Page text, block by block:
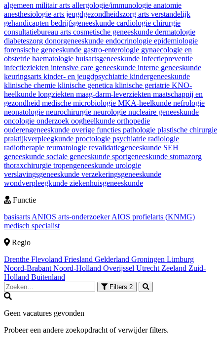
algemeen militair arts allergologie/immunologie anatomie
anesthesiologie arts jeugdgezondheidszorg arts verstandelijk
gehandicapten bedrijfsgeneeskunde cardiologie chirurgie
consultatiebureau arts cosmetische geneeskunde dermatologie
diabeteszorg donorgeneeskunde endocrinologie epidemiologie
forensische geneeskunde gastro-enterologie gynaecologie en
obstetrie haematologie huisartsgeneeskunde infectiepreventie
infectieziekten intensive care geneeskunde interne geneeskunde
keuringsarts kinder- en jeugdpsychiatrie kindergeneeskunde
klinische chemie klinische genetica klinische geriatrie KNO-
heelkunde longziekten maag-darm-leverziekten maatschappij en
gezondheid medische microbiologie MKA-heelkunde nefrologie
neonatologie neurochirurgie neurologie nucleaire geneeskunde
oncologie onderzoek oogheelkunde orthopedie
ouderengeneeskunde overige functies pathologie plastische chirurgie
praktijkverpleegkunde proctologie psychiatrie radiologie
radiotherapie reumatologie revalidatiegeneeskunde SEH
geneeskunde sociale geneeskunde sportgeneeskunde stomazorg
thoraxchirurgie tropengeneeskunde urologie
verslavingsgeneeskunde verzekeringsgeneeskunde
wondverpleegkunde ziekenhuisgeneeskunde
Functie
basisarts ANIOS arts-onderzoekerAIOS profielarts (KNMG)
medisch specialist
Regio
Drenthe Flevoland Friesland Gelderland Groningen Limburg
Noord-Brabant Noord-Holland Overijssel Utrecht Zeeland Zuid-
Holland Buitenland
Filters 2
Geen vacatures gevonden
Probeer een andere zoekopdracht of verwijder filters.